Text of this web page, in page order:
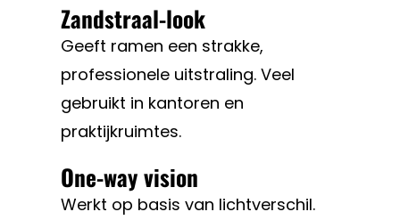
Zandstraal-look
Geeft ramen een strakke,
professionele uitstraling. Veel
gebruikt in kantoren en
praktijkruimtes.
One-way vision
Werkt op basis van lichtverschil.